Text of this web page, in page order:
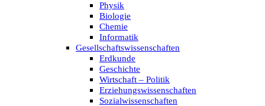
Physik
Biologie
Chemie
Informatik
Gesellschaftswissenschaften
Erdkunde
Geschichte
Wirtschaft – Politik
Erziehungswissenschaften
Sozialwissenschaften